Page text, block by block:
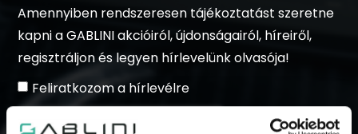
Amennyiben rendszeresen tájékoztatást szeretne
kapni a GABLINI akcióiról, újdonságairól, híreiről,
regisztráljon és legyen hírlevelünk olvasója!
Feliratkozom a hírlevélre